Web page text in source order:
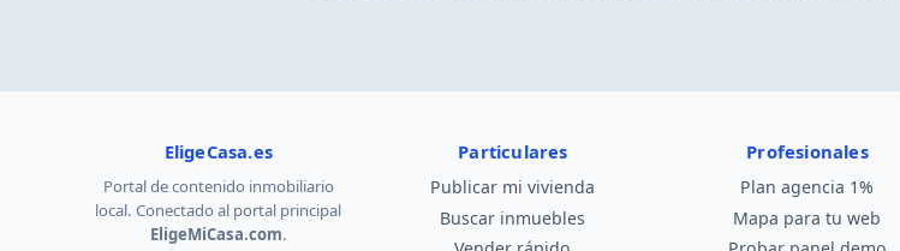
EligeCasa.es
Portal de contenido inmobiliario
local. Conectado al portal principal
EligeMiCasa.com.
Particulares
Publicar mi vivienda
Buscar inmuebles
Profesionales
Plan agencia 1%
Mapa para tu web